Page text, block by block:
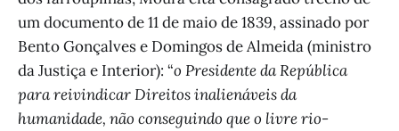
um documento de 11 de maio de 1839, assinado por
Bento Gonçalves e Domingos de Almeida (ministro
da Justiça e Interior): “o Presidente da República
para reivindicar Direitos inalienáveis da
humanidade, não conseguindo que o livre rio-